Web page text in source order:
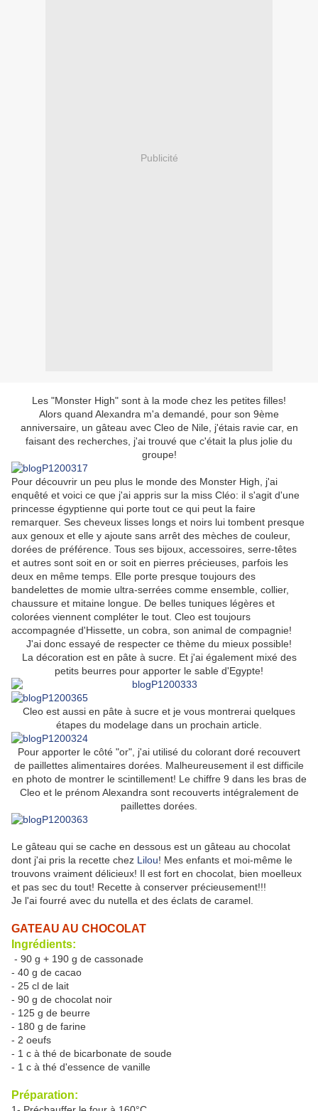
Publicité
Les "Monster High" sont à la mode chez les petites filles!
Alors quand Alexandra m'a demandé, pour son 9ème
anniversaire, un gâteau avec Cleo de Nile, j'étais ravie car, en
faisant des recherches, j'ai trouvé que c'était la plus jolie du
groupe!
Pour découvrir un peu plus le monde des Monster High, j'ai
enquêté et voici ce que j'ai appris sur la miss Cléo: il s'agit d'une
princesse égyptienne qui porte tout ce qui peut la faire
remarquer. Ses cheveux lisses longs et noirs lui tombent presque
aux genoux et elle y ajoute sans arrêt des mèches de couleur,
dorées de préférence. Tous ses bijoux, accessoires, serre-têtes
et autres sont soit en or soit en pierres précieuses, parfois les
deux en même temps. Elle porte presque toujours des
bandelettes de momie ultra-serrées comme ensemble, collier,
chaussure et mitaine longue. De belles tuniques légères et
colorées viennent compléter le tout. Cleo est toujours
accompagnée d'Hissette, un cobra, son animal de compagnie!
J'ai donc essayé de respecter ce thème du mieux possible!
La décoration est en pâte à sucre. Et j'ai également mixé des
petits beurres pour apporter le sable d'Egypte!
Cleo est aussi en pâte à sucre et je vous montrerai quelques
étapes du modelage dans un prochain article.
Pour apporter le côté "or", j'ai utilisé du colorant doré recouvert
de paillettes alimentaires dorées. Malheureusement il est difficile
en photo de montrer le scintillement! Le chiffre 9 dans les bras de
Cleo et le prénom Alexandra sont recouverts intégralement de
paillettes dorées.
Le gâteau qui se cache en dessous est un gâteau au chocolat
dont j'ai pris la recette chez Lilou! Mes enfants et moi-même le
trouvons vraiment délicieux! Il est fort en chocolat, bien moelleux
et pas sec du tout! Recette à conserver précieusement!!!
Je l'ai fourré avec du nutella et des éclats de caramel.
GATEAU AU CHOCOLAT
Ingrédients:
- 90 g + 190 g de cassonade
- 40 g de cacao
- 25 cl de lait
- 90 g de chocolat noir
- 125 g de beurre
- 180 g de farine
- 2 oeufs
- 1 c à thé de bicarbonate de soude
- 1 c à thé d'essence de vanille
Préparation: